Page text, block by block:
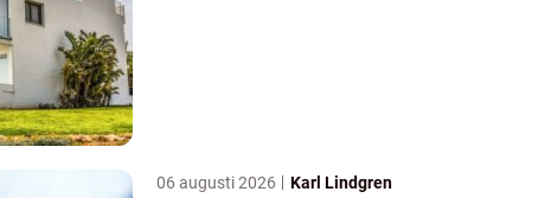
06 augusti 2026 Karl Lindgren